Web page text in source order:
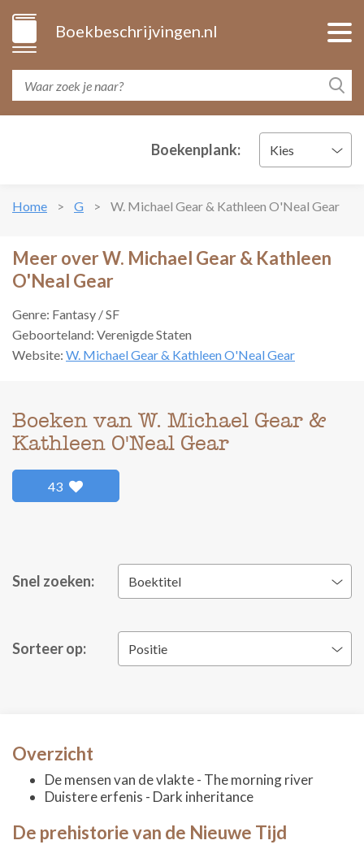
Boekbeschrijvingen.nl
Boekenplank: Kies
Home G W. Michael Gear & Kathleen O'Neal Gear
Meer over W. Michael Gear & Kathleen
O'Neal Gear
Genre: Fantasy / SF
Geboorteland: Verenigde Staten
Website: W. Michael Gear & Kathleen O'Neal Gear
Boeken van W. Michael Gear &
Kathleen O'Neal Gear
43
Snel zoeken: Boektitel
Sorteer op: Positie
Overzicht
De mensen van de vlakte - The morning river
Duistere erfenis - Dark inheritance
De prehistorie van de Nieuwe Tijd